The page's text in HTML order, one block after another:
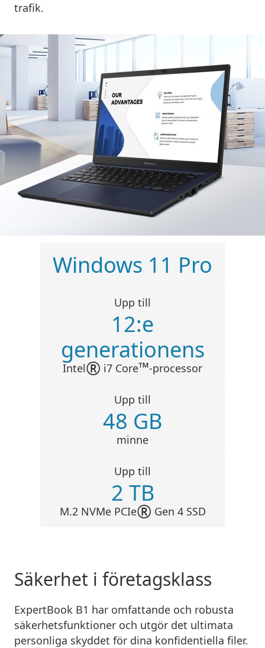
trafik.
Windows 11 Pro
Upp till
12:e
generationens
Intel® i7 Core™-processor
Upp till
48 GB
minne
Upp till
2 TB
M.2 NVMe PCIe® Gen 4 SSD
Säkerhet i företagsklass
ExpertBook B1 har omfattande och robusta
säkerhetsfunktioner och utgör det ultimata
personliga skyddet för dina konfidentiella filer.